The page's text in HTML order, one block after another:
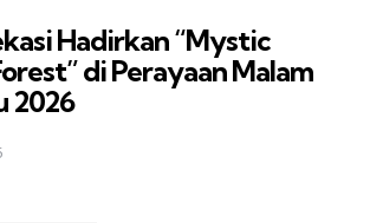
Hadirkan “Mystic
di Perayaan Malam
2026